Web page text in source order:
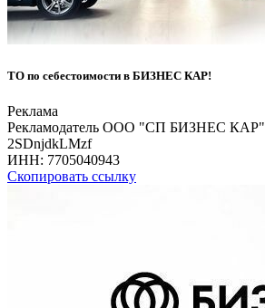
ТО по себестоимости в БИЗНЕС КАР!
Реклама
Рекламодатель ООО "СП БИЗНЕС КАР"
2SDnjdkLMzf
ИНН: 7705040943
Скопировать ссылку